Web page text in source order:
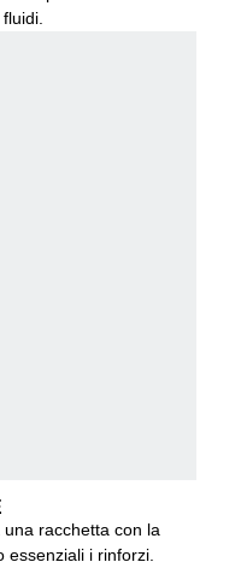
racchetta con la
essenziali i rinforzi.